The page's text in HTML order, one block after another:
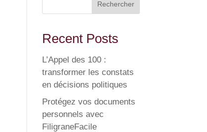
Rechercher
Recent Posts
L’Appel des 100 :
transformer les constats
en décisions politiques
Protégez vos documents
personnels avec
FiligraneFacile